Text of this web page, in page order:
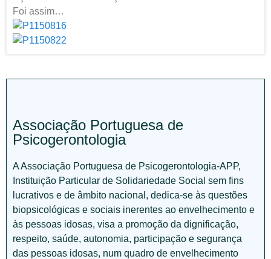
Foi assim…
Associação Portuguesa de
Psicogerontologia
A Associação Portuguesa de Psicogerontologia-APP,
Instituição Particular de Solidariedade Social sem fins
lucrativos e de âmbito nacional, dedica-se às questões
biopsicológicas e sociais inerentes ao envelhecimento e
às pessoas idosas, visa a promoção da dignificação,
respeito, saúde, autonomia, participação e segurança
das pessoas idosas, num quadro de envelhecimento